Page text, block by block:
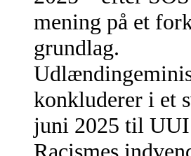
mening på et
grundlag.
konkluderer i et
juni 2025 til UUI